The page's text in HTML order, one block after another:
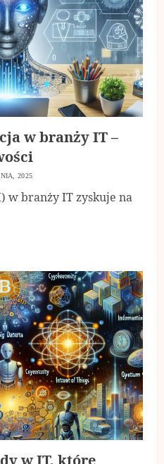
w branży IT –
2025
w branży IT zyskuje na
w IT, które